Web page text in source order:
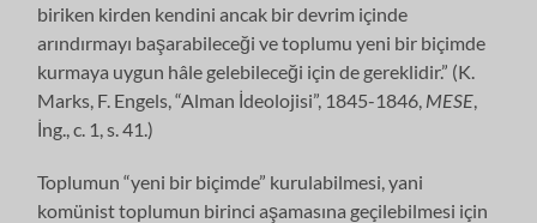
biriken kirden kendini ancak bir devrim içinde
arındırmayı başarabileceği ve toplumu yeni bir biçimde
kurmaya uygun hâle gelebileceği için de gereklidir.” (K.
Marks, F. Engels, “Alman İdeolojisi”, 1845-1846, MESE
İng., c. 1, s. 41.)
Toplumun “yeni bir biçimde” kurulabilmesi, yani
komünist toplumun birinci aşamasına geçilebilmesi için